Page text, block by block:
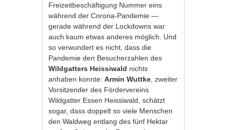
Freizeitbeschäftigung Nummer eins
während der Corona-Pandemie —
gerade während der Lockdowns war
auch kaum etwas anderes möglich. Und
so verwundert es nicht, dass die
Pandemie den Besucherzahlen des
Wildgatters Heissiwald nichts
anhaben konnte:Armin Wuttke , zweiter
Vorsitzender des Fördervereins
Wildgatter Essen Heissiwald, schätzt
sogar, dass doppelt so viele Menschen
den Waldweg entlang des fünf Hektar